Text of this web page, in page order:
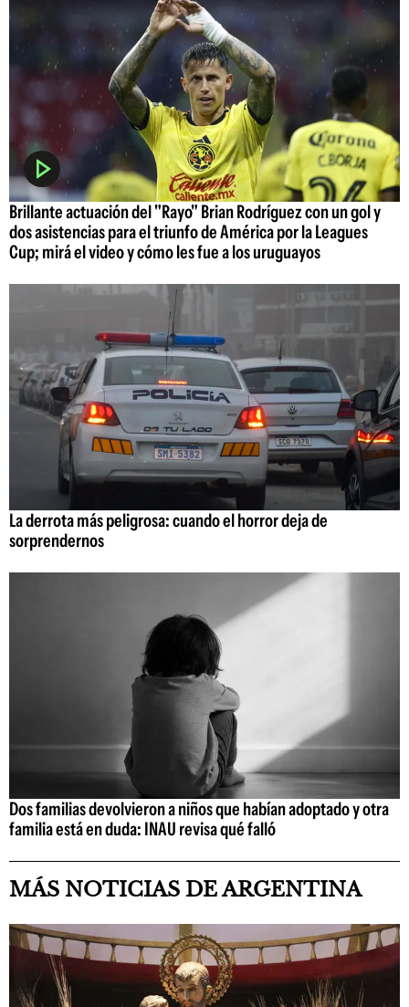
Brillante actuación del "Rayo" Brian Rodríguez con un gol y
dos asistencias para el triunfo de América por la Leagues
Cup; mirá el video y cómo les fue a los uruguayos
La derrota más peligrosa: cuando el horror deja de
sorprendernos
Dos familias devolvieron a niños que habían adoptado y otra
familia está en duda: INAU revisa qué falló
MÁS NOTICIAS DE ARGENTINA